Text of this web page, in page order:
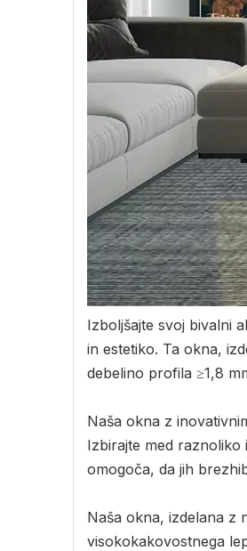
Izboljšajte svoj bivalni
in estetiko. Ta okna,
debelino profila ≥1,8
Naša okna z
Izbirajte med
omogoča, da jih
Naša okna, izdelana z
visokokakovostnega